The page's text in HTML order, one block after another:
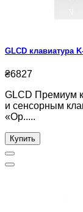
GLCD клавиатура
₴6827
GLCD Премиум
и сенсорным
«Ор.....
Купить